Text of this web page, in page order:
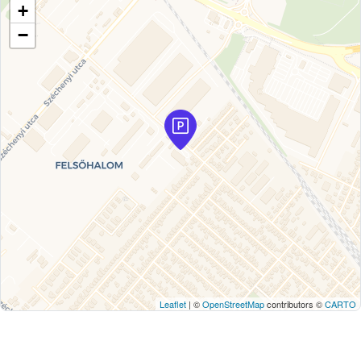
+
−
Leaflet | ©OpenStreetMapcontributors ©CARTO